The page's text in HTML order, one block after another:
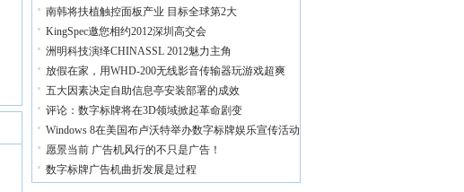
南韩将扶植触控面板产业 目标全球第2大
KingSpec邀您相约2012深圳高交会
洲明科技演绎CHINASSL 2012魅力主角
放假在家，用WHD-200无线影音传输器玩游戏超爽
五大因素决定自助信息亭安装部署的成效
评论：数字标牌将在3D领域掀起革命剧变
Windows 8在美国布卢沃特举办数字标牌娱乐宣传活动
愿景当前 广告机风行的不只是广告！
数字标牌广告机曲折发展是过程